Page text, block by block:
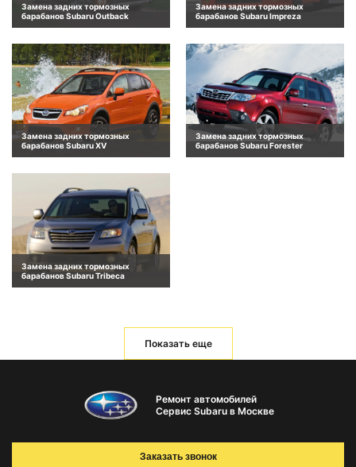
Замена задних тормозных
барабанов Subaru Outback
Замена задних тормозных
барабанов Subaru Impreza
Замена задних тормозных
барабанов Subaru XV
Замена задних тормозных
барабанов Subaru Forester
Замена задних тормозных
барабанов Subaru Tribeca
Показать еще
Ремонт автомобилей
Сервис Subaru в Москве
Заказать звонок